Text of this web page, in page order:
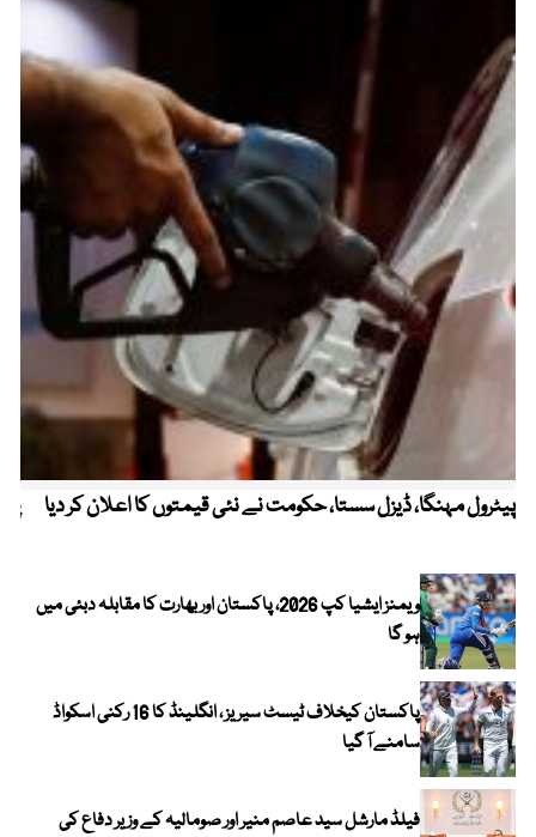
پیٹرول مہنگا، ڈیزل سستا، حکومت نے نئی قیمتوں کا اعلان کر دیا
ویمنز ایشیا کپ 2026، پاکستان اور بھارت کا مقابلہ دبئی میں
ہو گا
پاکستان کیخلاف ٹیسٹ سیریز ، انگلینڈ کا 16 رکنی اسکواڈ
سامنے آ گیا
فیلڈ مارشل سید عاصم منیر اور صومالیہ کے وزیر دفاع کی